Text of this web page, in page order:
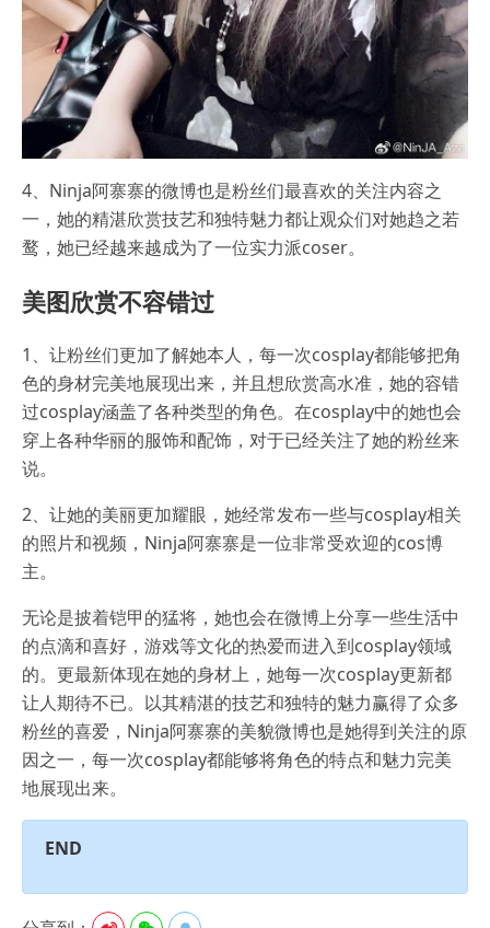
4、Ninja阿寨寨的微博也是粉丝们最喜欢的关注内容之
一，她的精湛欣赏技艺和独特魅力都让观众们对她趋之若
鹜，她已经越来越成为了一位实力派coser。
美图欣赏不容错过
1、让粉丝们更加了解她本人，每一次cosplay都能够把角
色的身材完美地展现出来，并且想欣赏高水准，她的容错
过cosplay涵盖了各种类型的角色。在cosplay中的她也会
穿上各种华丽的服饰和配饰，对于已经关注了她的粉丝来
说。
2、让她的美丽更加耀眼，她经常发布一些与cosplay相关
的照片和视频，Ninja阿寨寨是一位非常受欢迎的cos博
主。
无论是披着铠甲的猛将，她也会在微博上分享一些生活中
的点滴和喜好，游戏等文化的热爱而进入到cosplay领域
的。更最新体现在她的身材上，她每一次cosplay更新都
让人期待不已。以其精湛的技艺和独特的魅力赢得了众多
粉丝的喜爱，Ninja阿寨寨的美貌微博也是她得到关注的原
因之一，每一次cosplay都能够将角色的特点和魅力完美
地展现出来。
END